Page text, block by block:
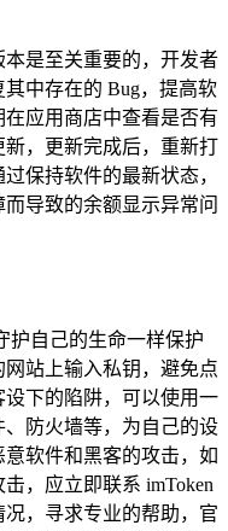
本是至关重要的，开发者
中存在的 Bug，提高软
应用商店中查看是否有
，更新完成后，重新打
保持软件的最新状态，
导致的余额显示异常问
护自己的生命一样保护
站上输入私钥，避免点
下的陷阱，可以使用一
防火墙等，为自己的设
软件和黑客的攻击，如
，应立即联系 imToken
，寻求专业的帮助，官